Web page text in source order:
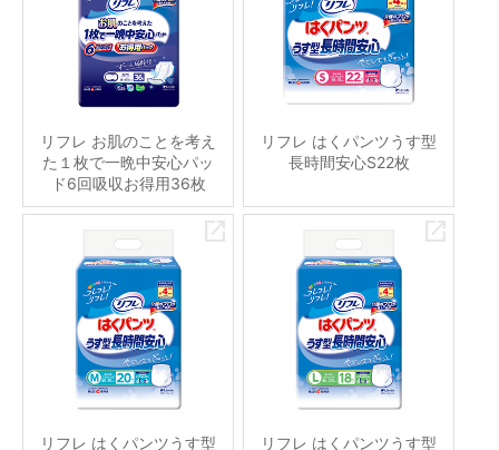
リフレ お肌のことを考え
た１枚で一晩中安心パッ
ド6回吸収お得用36枚
リフレ はくパンツうす型
長時間安心S22枚
リフレ はくパンツうす型
リフレ はくパンツうす型